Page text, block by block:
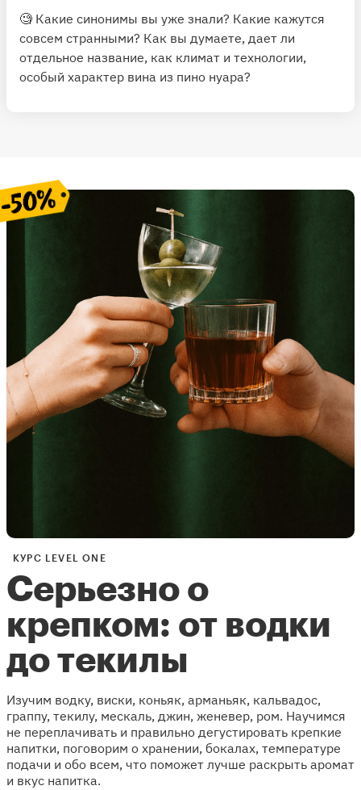
🧐 Какие синонимы вы уже знали? Какие кажутся
совсем странными? Как вы думаете, дает ли
отдельное название, как климат и технологии,
особый характер вина из пино нуара?
КУРС LEVEL ONE
Серьезно о
крепком: от водки
до текилы
Изучим водку, виски, коньяк, арманьяк, кальвадос,
граппу, текилу, мескаль, джин, женевер, ром. Научимся
не переплачивать и правильно дегустировать крепкие
напитки, поговорим о хранении, бокалах, температуре
подачи и обо всем, что поможет лучше раскрыть аромат
и вкус напитка.